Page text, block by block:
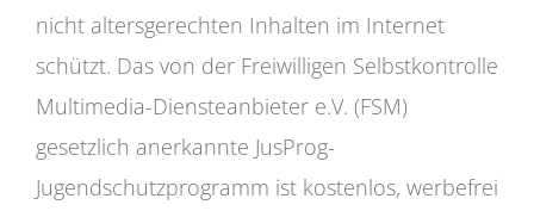
nicht altersgerechten Inhalten im Internet
schützt. Das von der Freiwilligen Selbstkontrolle
Multimedia-Diensteanbieter e.V. (FSM)
gesetzlich anerkannte JusProg-
Jugendschutzprogramm ist kostenlos, werbefrei